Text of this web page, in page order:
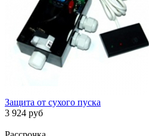
Защита от сухого пуска
3 924 руб